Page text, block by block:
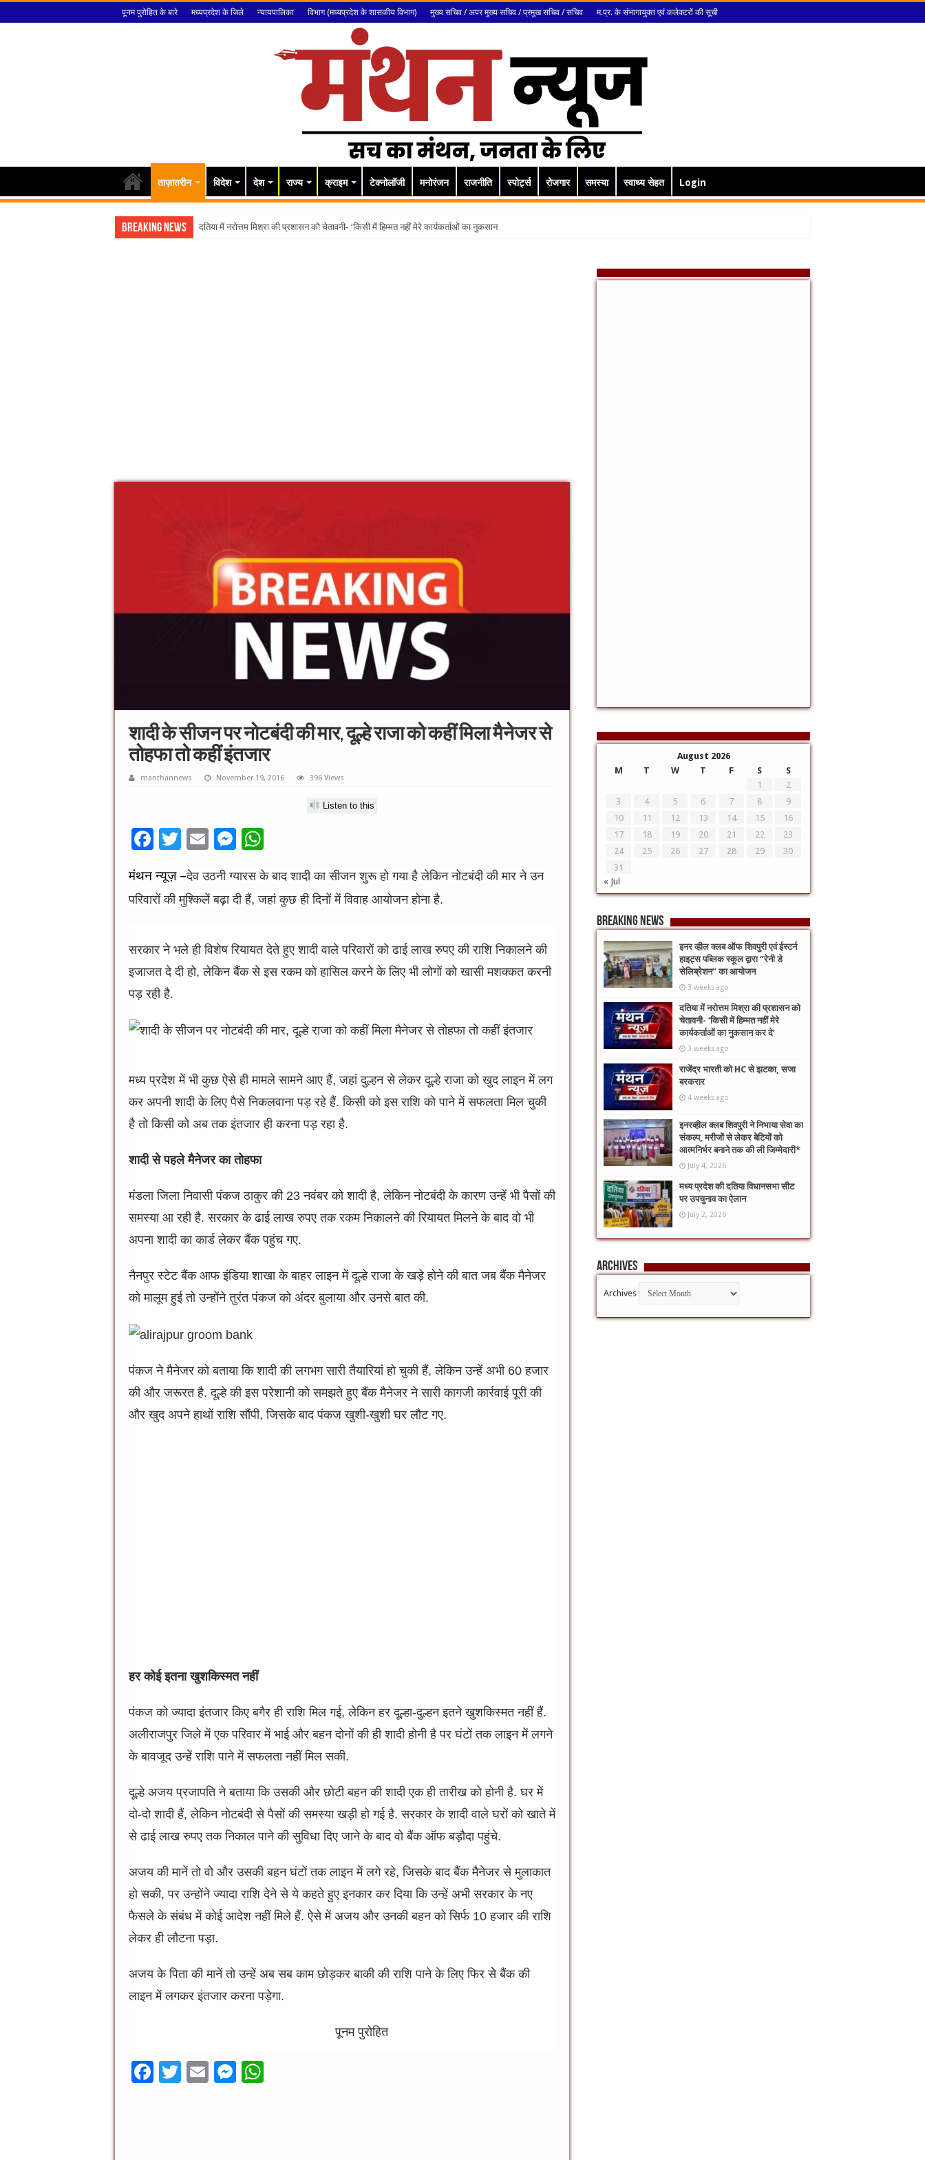
पूनम पुरोहित के बारे मध्यप्रदेश के जिले न्यायपालिका विभाग (मध्यप्रदेश के शासकीय विभाग) मुख्य सचिव / अपर मुख्य सचिव / प्रमुख सचिव / सचिव म.प्र. के संभागायुक्त एवं कलेक्टरों की सूची
ताज़ातरीन विदेश देश राज्य क्राइम टेक्नोलॉजी मनोरंजन राजनीति स्पोर्ट्स रोजगार समस्या स्वाथ्य सेहत Login
Breaking News
शादी के सीजन पर नोटबंदी की मार, दूल्हे राजा को कहीं मिला मैनेजर से
तोहफा तो कहीं इंतजार
manthannews November 19, 2016 396 Views
Listen to this
F
e
b
o
k
T
tt
er
E
ai
l
M
se
n
er
at
sA
p
मंथन न्यूज़ –देव उठनी ग्यारस के बाद शादी का सीजन शुरू हो गया है लेकिन नोटबंदी की मार ने उन
परिवारों की मुश्किलें बढ़ा दी हैं, जहां कुछ ही दिनों में विवाह आयोजन होना है.
सरकार ने भले ही विशेष रियायत देते हुए शादी वाले परिवारों को ढाई लाख रुपए की राशि निकालने की
इजाजत दे दी हो, लेकिन बैंक से इस रकम को हासिल करने के लिए भी लोगों को खासी मशक्कत करनी
पड़ रही है.
मध्य प्रदेश में भी कुछ ऐसे ही मामले सामने आए हैं, जहां दुल्हन से लेकर दूल्हे राजा को खुद लाइन में लग
कर अपनी शादी के लिए पैसे निकलवाना पड़ रहे हैं. किसी को इस राशि को पाने में सफलता मिल चुकी
है तो किसी को अब तक इंतजार ही करना पड़ रहा है.
शादी से पहले मैनेजर का तोहफा
मंडला जिला निवासी पंकज ठाकुर की 23 नवंबर को शादी है, लेकिन नोटबंदी के कारण उन्हें भी पैसों की
समस्या आ रही है. सरकार के ढाई लाख रुपए तक रकम निकालने की रियायत मिलने के बाद वो भी
अपना शादी का कार्ड लेकर बैंक पहुंच गए.
नैनपुर स्टेट बैंक आफ इंडिया शाखा के बाहर लाइन में दूल्हे राजा के खड़े होने की बात जब बैंक मैनेजर
को मालूम हुई तो उन्होंने तुरंत पंकज को अंदर बुलाया और उनसे बात की.
पंकज ने मैनेजर को बताया कि शादी की लगभग सारी तैयारियां हो चुकी हैं, लेकिन उन्हें अभी 60 हजार
की और जरूरत है. दूल्हे की इस परेशानी को समझते हुए बैंक मैनेजर ने सारी कागजी कार्रवाई पूरी की
और खुद अपने हाथों राशि सौंपी, जिसके बाद पंकज खुशी-खुशी घर लौट गए.
हर कोई इतना खुशकिस्मत नहीं
पंकज को ज्यादा इंतजार किए बगैर ही राशि मिल गई, लेकिन हर दूल्हा-दुल्हन इतने खुशकिस्मत नहीं हैं.
अलीराजपुर जिले में एक परिवार में भाई और बहन दोनों की ही शादी होनी है पर घंटों तक लाइन में लगने
के बावजूद उन्हें राशि पाने में सफलता नहीं मिल सकी.
दूल्हे अजय प्रजापति ने बताया कि उसकी और छोटी बहन की शादी एक ही तारीख को होनी है. घर में
दो-दो शादी हैं, लेकिन नोटबंदी से पैसों की समस्या खड़ी हो गई है. सरकार के शादी वाले घरों को खाते में
से ढाई लाख रुपए तक निकाल पाने की सुविधा दिए जाने के बाद वो बैंक ऑफ बड़ौदा पहुंचे.
अजय की मानें तो वो और उसकी बहन घंटों तक लाइन में लगे रहे, जिसके बाद बैंक मैनेजर से मुलाकात
हो सकी, पर उन्होंने ज्यादा राशि देने से ये कहते हुए इनकार कर दिया कि उन्हें अभी सरकार के नए
फैसले के संबंध में कोई आदेश नहीं मिले हैं. ऐसे में अजय और उनकी बहन को सिर्फ 10 हजार की राशि
लेकर ही लौटना पड़ा.
अजय के पिता की मानें तो उन्हें अब सब काम छोड़कर बाकी की राशि पाने के लिए फिर सेे बैंक की
लाइन में लगकर इंतजार करना पड़ेगा.
पूनम पुरोहित
F
T
E
M
August 2026
M
T W T F S
S
1
2
3
4 5 6 7 8
9
10
11 12 13 14 15
16
17
18 19 20 21 22
23
24
25 26 27 28 29
30
31
« Jul
Breaking News
इनर व्हील क्लब ऑफ शिवपुरी एवं ईस्टर्न
हाइट्स पब्लिक स्कूल द्वारा “रेनी डे
सेलिब्रेशन” का आयोजन
3 weeks ago
दतिया में नरोत्तम मिश्रा की प्रशासन को
चेतावनी- ‘किसी में हिम्मत नहीं मेरे
कार्यकर्ताओं का नुकसान कर दे’
3 weeks ago
राजेंद्र भारती को HC से झटका, सजा
बरकरार
4 weeks ago
इनरव्हील क्लब शिवपुरी ने निभाया सेवा का
संकल्प, मरीजों से लेकर बेटियों को
आत्मनिर्भर बनाने तक की ली जिम्मेदारी*
July 4, 2026
मध्य प्रदेश की दतिया विधानसभा सीट
पर उपचुनाव का ऐलान
July 2, 2026
Archives
Archives